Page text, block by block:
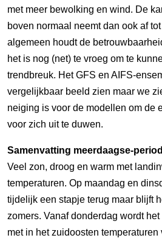
met meer bewolking en wind. De
boven normaal neemt dan ook af
algemeen houdt de
het is nog (net) te vroeg om te
trendbreuk. Het GFS en AIFS-
vergelijkbaar beeld zien maar we
neiging is voor de modellen om de
voor zich uit te duwen.
Samenvatting meerdaagse-
Veel zon, droog en warm met
temperaturen. Op maandag en
tijdelijk een stapje terug maar blijft
zomers. Vanaf donderdag wordt
met in het zuidoosten temperaturen